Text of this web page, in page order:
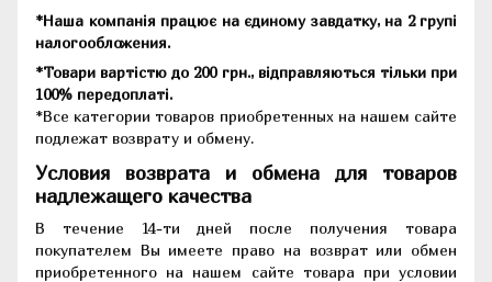
*Наша компанія працює на єдиному завдатку, на 2 групі
налогообложения.
*Товари вартістю до 200 грн., відправляються тільки при
100% передоплаті.
*Все категории товаров приобретенных на нашем сайте
подлежат возврату и обмену.
Условия возврата и обмена для товаров
надлежащего качества
В течение 14-ти дней после получения товара
покупателем Вы имеете право на возврат или обмен
приобретенного на нашем сайте товара при условии